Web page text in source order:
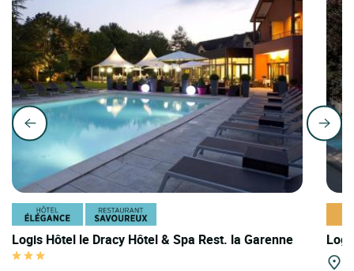
Logis Hôtel le Dracy Hôtel & Spa Rest. la Garenne